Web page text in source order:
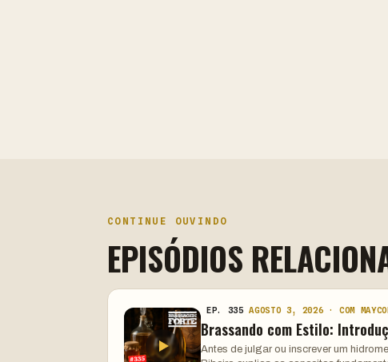
CONTINUE OUVINDO
EPISÓDIOS
EP. 335 AGOSTO 3, 2026 · COM
Brassando com Estilo:
Antes de julgar ou inscrever um